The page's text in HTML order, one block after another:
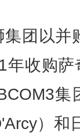
团以并
年收购
）和